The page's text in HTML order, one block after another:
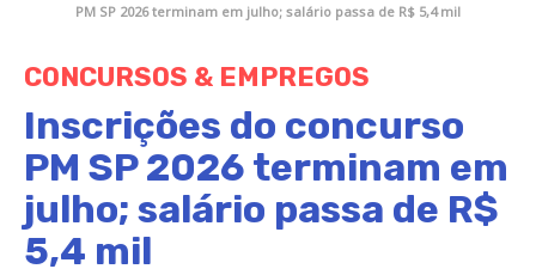
PM SP 2026 terminam em julho; salário passa de R$ 5,4 mil
CONCURSOS & EMPREGOS
Inscrições do concurso
PM SP 2026 terminam em
julho; salário passa de R$
5,4 mil